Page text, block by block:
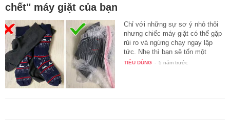
chết" máy giặt của bạn
Chỉ với những sự sơ ý nhỏ thôi
nhưng chiếc máy giặt có thể gặp
rủi ro và ngừng chạy ngay lập
tức. Nhẹ thì bạn sẽ tốn một
mớ…
TIÊU DÙNG - 5 năm trước